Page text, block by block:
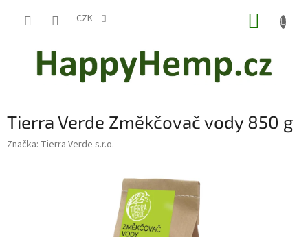
CZK
Tierra Verde Změkčovač vody 850 g
Značka: Tierra Verde s.r.o.